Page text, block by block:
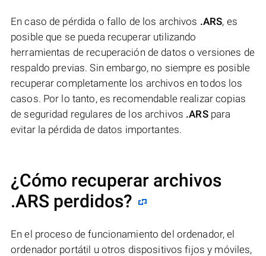
En caso de pérdida o fallo de los archivos .ARS, es
posible que se pueda recuperar utilizando
herramientas de recuperación de datos o versiones de
respaldo previas. Sin embargo, no siempre es posible
recuperar completamente los archivos en todos los
casos. Por lo tanto, es recomendable realizar copias
de seguridad regulares de los archivos .ARSpara
evitar la pérdida de datos importantes.
¿Cómo recuperar archivos
.ARS perdidos?
En el proceso de funcionamiento del ordenador, el
ordenador portátil u otros dispositivos fijos y móviles,